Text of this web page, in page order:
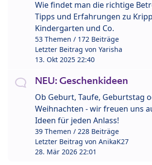
Wie findet man die richtige
Tipps und Erfahrungen zu
Kindergarten und Co.
53 Themen / 172 Beiträge
Letzter Beitrag von Yarisha
13. Okt 2025 22:40
NEU: Geschenkideen
Ob Geburt, Taufe, Geburtstag
Weihnachten - wir freuen uns
Ideen für jeden Anlass!
39 Themen / 228 Beiträge
Letzter Beitrag von AnikaK27
28. Mär 2026 22:01